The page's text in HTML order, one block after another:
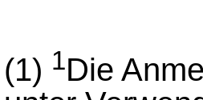
(1) 1Die